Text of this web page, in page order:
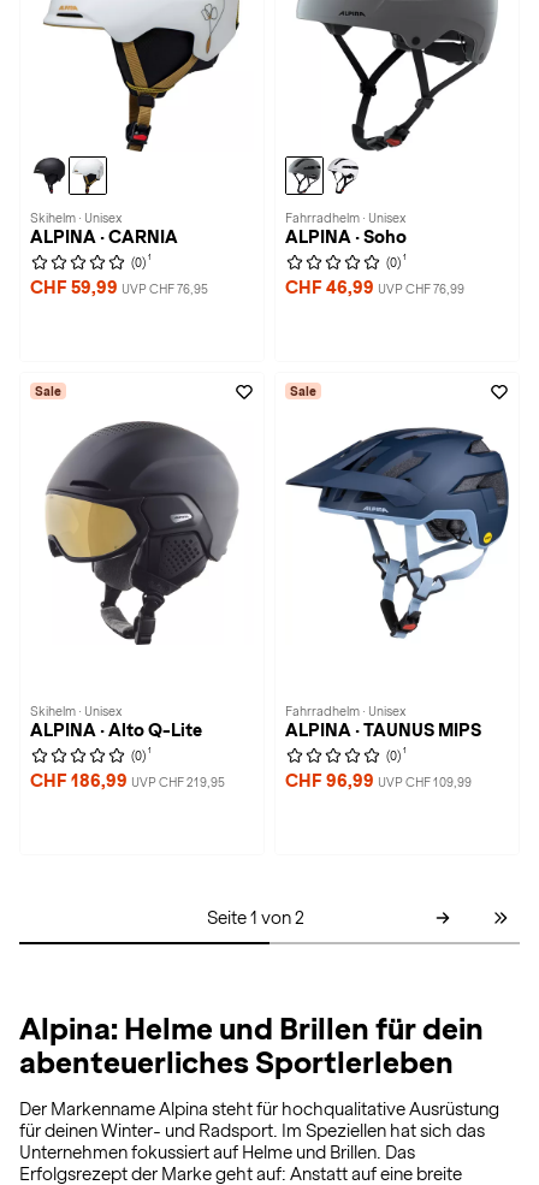
Skihelm · Unisex
ALPINA · CARNIA
(0) 1
CHF 59,99 UVP CHF 76,95
Fahrradhelm · Unisex
ALPINA · Soho
(0) 1
CHF 46,99 UVP CHF 76,99
Sale
Skihelm · Unisex
ALPINA · Alto Q-Lite
(0) 1
CHF 186,99 UVP CHF 219,95
Sale
Fahrradhelm · Unisex
ALPINA · TAUNUS MIPS
(0) 1
CHF 96,99 UVP CHF 109,99
Seite 1 von 2
Alpina: Helme und Brillen für dein
abenteuerliches Sportlerleben
Der Markenname Alpina steht für hochqualitative Ausrüstung
für deinen Winter- und Radsport. Im Speziellen hat sich das
Unternehmen fokussiert auf Helme und Brillen. Das
Erfolgsrezept der Marke geht auf: Anstatt auf eine breite